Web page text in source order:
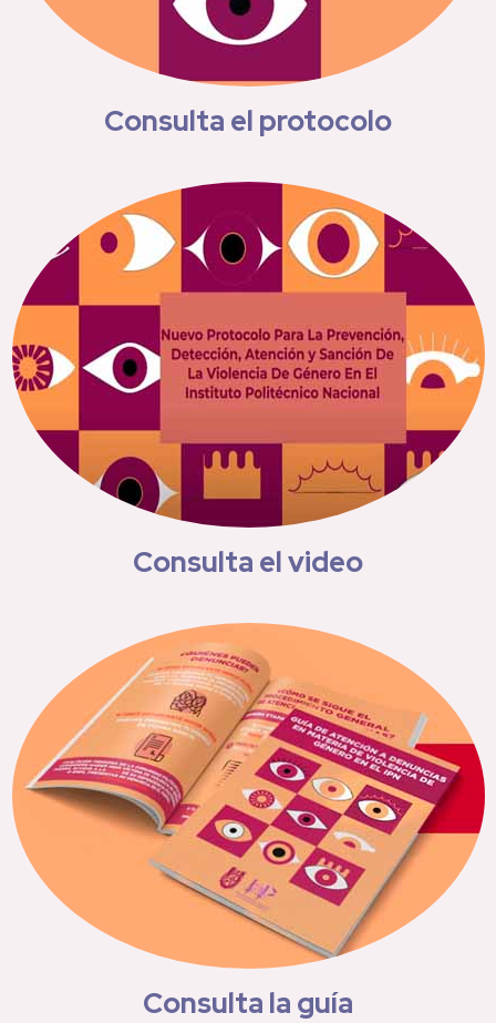
Consulta el protocolo
Consulta el video
Consulta la guía